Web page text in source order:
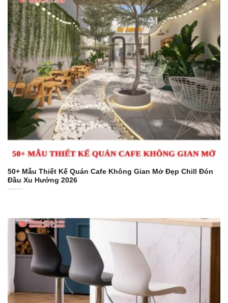
50+ Mẫu Thiết Kế Quán Cafe Không Gian Mở Đẹp Chill Đón
Đầu Xu Hướng 2026